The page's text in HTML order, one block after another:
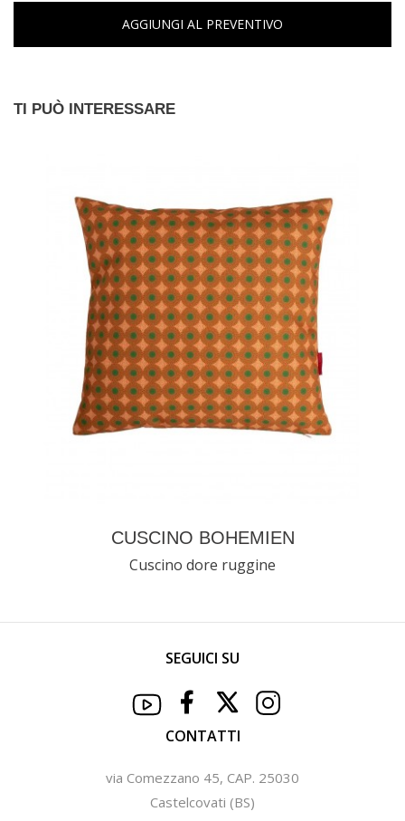
AGGIUNGI AL PREVENTIVO
TI PUÒ INTERESSARE
CUSCINO BOHEMIEN
Cuscino dore ruggine
SEGUICI SU
CONTATTI
via Comezzano 45, CAP. 25030
Castelcovati (BS)